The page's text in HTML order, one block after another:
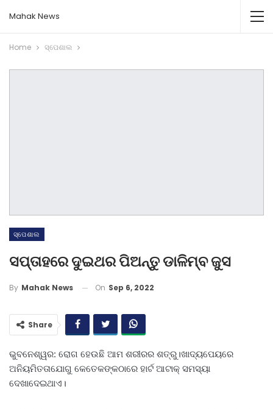
Mahak News
Home ସ୍ପେଶାଲ
ସ୍ପେଶାଲ
ସପ୍ତାହରେ ଦୁଇଥର ପିଅନ୍ତୁ ଡାଳିମ୍ବ ଜୁସ
By Mahak News On Sep 6, 2022
Share
ଭୁବନେଶ୍ୱର: ରୋଗ ହେଉଛି ଆମ ଶରୀରର ଶତ୍ରୁ।ଖାଦ୍ୟପେୟରେ
ଅନିୟମିତତାଯୋଗୁ କେତେକଙ୍କଠାରେ ହାର୍ଟ ଆଟାକ୍‌ ସମସ୍ୟା
ଦେଖାଦେଇଥାଏ।